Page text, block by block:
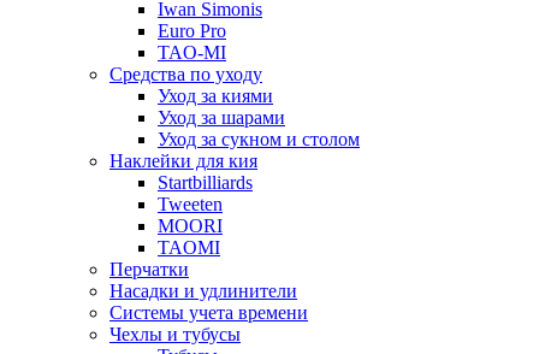
Iwan Simonis
Euro Pro
TAO-MI
Средства по уходу
Уход за киями
Уход за шарами
Уход за сукном и столом
Наклейки для кия
Startbilliards
Tweeten
MOORI
TAOMI
Перчатки
Насадки и удлинители
Системы учета времени
Чехлы и тубусы